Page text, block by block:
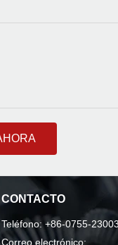
CONTACTO
Teléfono: +86-0755-
Correo electrónico: